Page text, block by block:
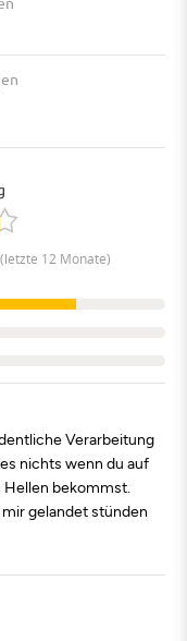
12 Monate)
Verarbeitung
nichts wenn du auf
bekommst.
gelandet stünden